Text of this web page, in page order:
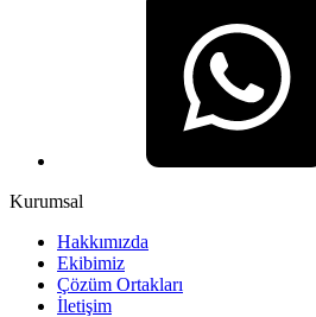
Kurumsal
Hakkımızda
Ekibimiz
Çözüm Ortakları
İletişim